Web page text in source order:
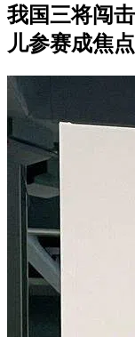
我国三将闯
儿参赛成焦点